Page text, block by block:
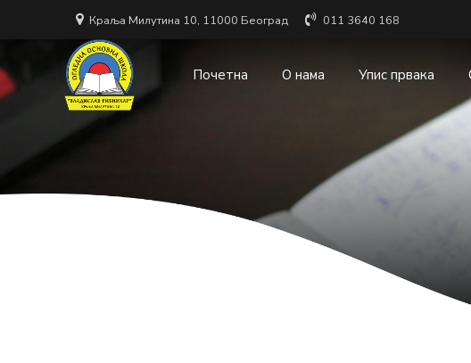
Краља Милутина 10, 11000 Београд 011 3640 168
Почетна О нама Упис првака